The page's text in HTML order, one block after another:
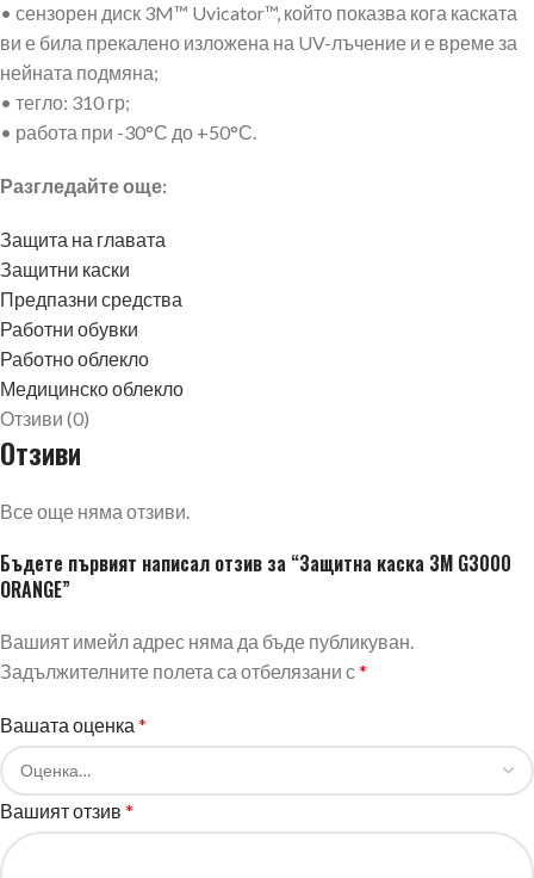
• сензорен диск 3M™ Uvicator™, който показва кога каската
ви е била прекалено изложена на UV-лъчение и е време за
нейната подмяна;
• тегло: 310 гр;
• работа при -30°С до +50°С.
Разгледайте още:
Защита на главата
Защитни каски
Предпазни средства
Работни обувки
Работно облекло
Медицинско облекло
Отзиви (0)
Отзиви
Все още няма отзиви.
Бъдете първият написал отзив за “Защитна каска 3M G3000
ORANGE”
Вашият имейл адрес няма да бъде публикуван.
Задължителните полета са отбелязани с*
Вашата оценка *
Вашият отзив *